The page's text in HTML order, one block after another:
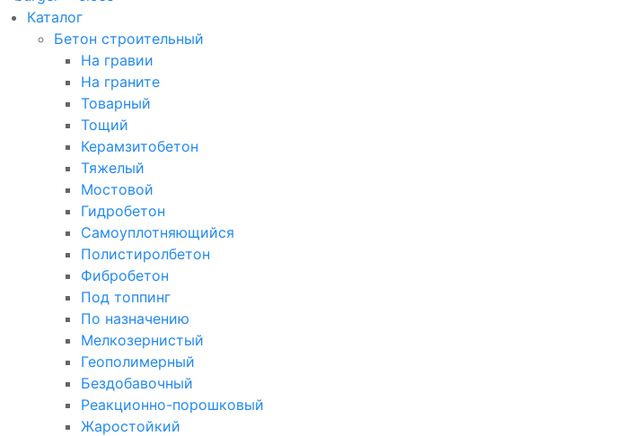
Каталог
Бетон строительный
На гравии
На граните
Товарный
Тощий
Керамзитобетон
Тяжелый
Мостовой
Гидробетон
Самоуплотняющийся
Полистиролбетон
Фибробетон
Под топпинг
По назначению
Мелкозернистый
Геополимерный
Бездобавочный
Реакционно-порошковый
Жаростойкий